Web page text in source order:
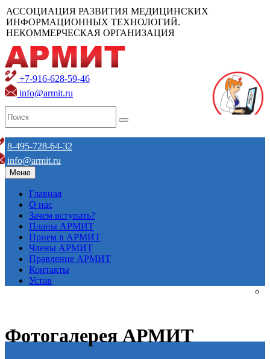
АССОЦИАЦИЯ РАЗВИТИЯ МЕДИЦИНСКИХ
ИНФОРМАЦИОННЫХ ТЕХНОЛОГИЙ.
НЕКОММЕРЧЕСКАЯ ОРГАНИЗАЦИЯ
+7-916-628-59-46
info@armit.ru
8-495-728-64-32
info@armit.ru
Меню
Главная
О нас
Зачем вступать?
Планы АРМИТ
Прием в АРМИТ
Члены АРМИТ
Правление АРМИТ
Контакты
Устав
Фотогалерея АРМИТ